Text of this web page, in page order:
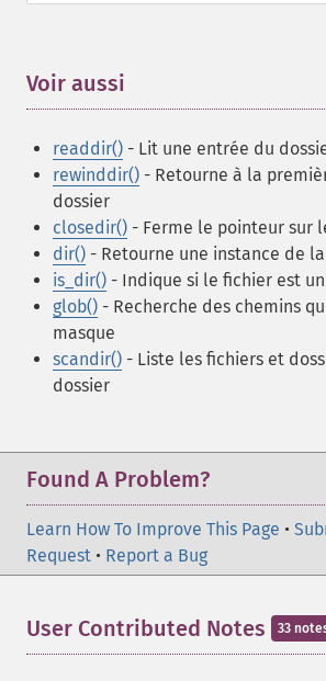
Voir aussi
readdir() - Lit une entrée du
rewinddir() - Retourne à la
dossier
closedir() - Ferme le pointeur sur
dir() - Retourne une instance de
is_dir() - Indique si le fichier est
glob() - Recherche des chemins
masque
scandir() - Liste les fichiers et
dossier
Found A Problem?
Learn How To Improve This Page •
Request • Report a Bug
User Contributed Notes 33